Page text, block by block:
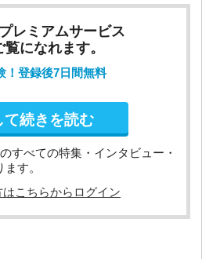
レミアムサービス
になれます。
！登録後7日間無料
て続きを読む
すべての特集・インタビュー・
す。
こちらからログイン